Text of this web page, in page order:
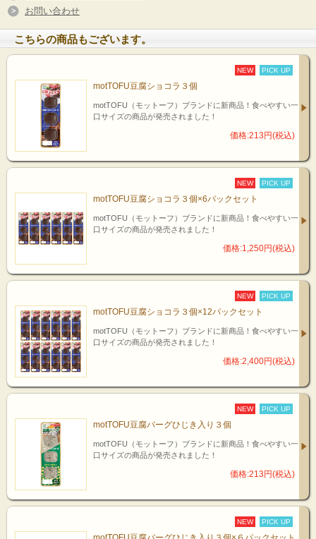
お問い合わせ
こちらの商品もございます。
NEW PICK UP
motTOFU豆腐ショコラ３個
motTOFU（モットーフ）ブランドに新商品！食べやすい一
口サイズの商品が発売されました！
価格:213円(税込)
NEW PICK UP
motTOFU豆腐ショコラ３個×6パックセット
motTOFU（モットーフ）ブランドに新商品！食べやすい一
口サイズの商品が発売されました！
価格:1,250円(税込)
NEW PICK UP
motTOFU豆腐ショコラ３個×12パックセット
motTOFU（モットーフ）ブランドに新商品！食べやすい一
口サイズの商品が発売されました！
価格:2,400円(税込)
NEW PICK UP
motTOFU豆腐バーグひじき入り３個
motTOFU（モットーフ）ブランドに新商品！食べやすい一
口サイズの商品が発売されました！
価格:213円(税込)
NEW PICK UP